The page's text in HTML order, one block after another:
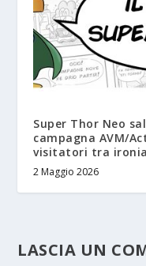
Super Thor Neo
campagna AVM/
visitatori tra
2 Maggio 2026
LASCIA UN